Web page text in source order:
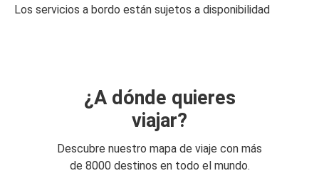
Los servicios a bordo están sujetos a disponibilidad
¿A dónde quieres
viajar?
Descubre nuestro mapa de viaje con más
de 8000 destinos en todo el mundo.